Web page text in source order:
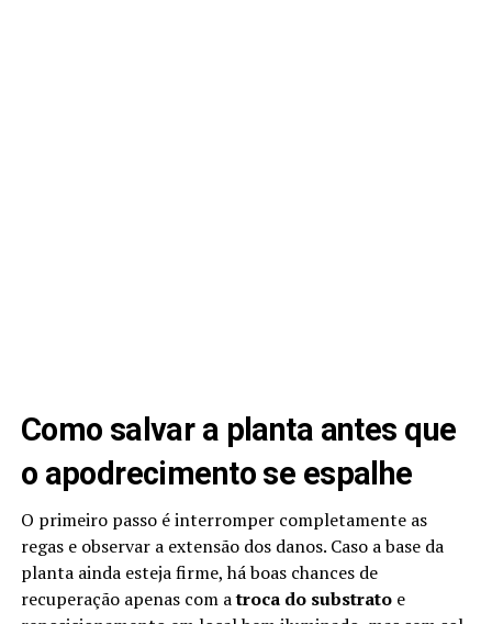
Como salvar a planta antes que
o apodrecimento se espalhe
O primeiro passo é interromper completamente as
regas e observar a extensão dos danos. Caso a base da
planta ainda esteja firme, há boas chances de
recuperação apenas com atroca do substratoe